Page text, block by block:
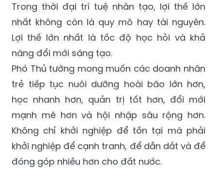
Trong thời đại trí tuệ nhân tạo, lợi thế lớn
nhất không còn là quy mô hay tài nguyên.
Lợi thế lớn nhất là tốc độ học hỏi và khả
năng đổi mới sáng tạo.
Phó Thủ tướng mong muốn các doanh nhân
trẻ tiếp tục nuôi dưỡng hoài bão lớn hơn,
học nhanh hơn, quản trị tốt hơn, đổi mới
mạnh mẽ hơn và hội nhập sâu rộng hơn.
Không chỉ khởi nghiệp để tồn tại mà phải
khởi nghiệp để cạnh tranh, để dẫn dắt và để
đóng góp nhiều hơn cho đất nước.